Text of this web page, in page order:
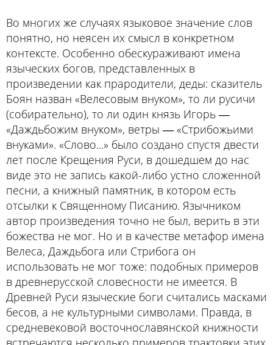
Во многих же случаях языковое значение слов
понятно, но неясен их смысл в конкретном
контексте. Особенно обескураживают имена
языческих богов, представленных в
произведении как прародители, деды: сказитель
Боян назван «Велесовым внуком», то ли русичи
(собирательно), то ли один князь Игорь ―
«Даждьбожим внуком», ветры ― «Стрибожьими
внуками». «Слово...» было создано спустя двести
лет после Крещения Руси, в дошедшем до нас
виде это не запись какой-либо устно сложенной
песни, а книжный памятник, в котором есть
отсылки к Священному Писанию. Язычником
автор произведения точно не был, верить в эти
божества не мог. Но и в качестве метафор имена
Велеса, Даждьбога или Стрибога он
использовать не мог тоже: подобных примеров
в древнерусской словесности не имеется. В
Древней Руси языческие боги считались масками
бесов, а не культурными символами. Правда, в
средневековой восточнославянской книжности